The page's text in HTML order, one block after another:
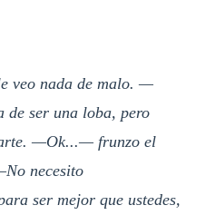
veo nada de malo. —
de ser una loba, pero
—Ok...— frunzo el
necesito
ser mejor que ustedes,